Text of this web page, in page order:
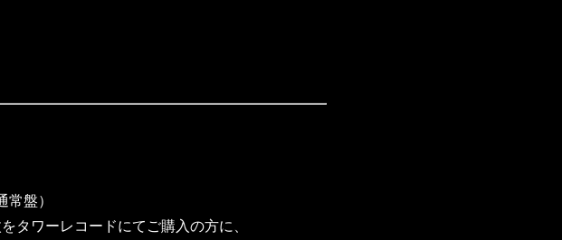
盤）
タワーレコードにてご購入の方に、